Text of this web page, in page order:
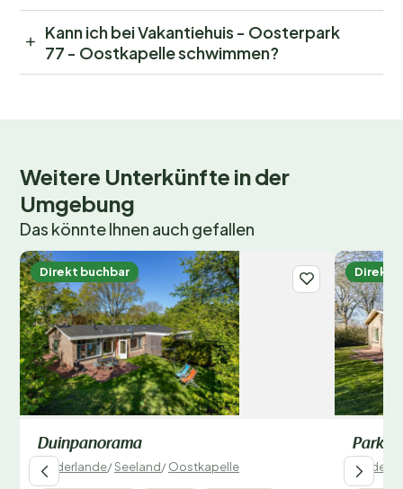
Kann ich bei Vakantiehuis - Oosterpark
77 - Oostkapelle schwimmen?
Weitere Unterkünfte in der
Umgebung
Das könnte Ihnen auch gefallen
Direkt buchbar
Duinpanorama
Niederlande/Seeland/Oostkapelle
Direkt